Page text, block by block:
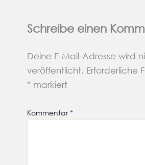
Schreibe einen
Deine E-Mail-Adresse wird
veröffentlicht. Erforderliche
*markiert
Kommentar*